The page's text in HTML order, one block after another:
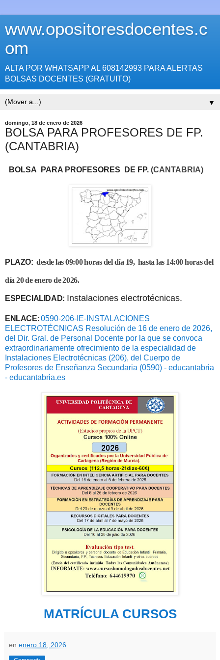
www.opositoresdocentes.c
om
ALTA POR WHATSAPP AL 608142993 PARA ALERTAS
BOLSAS DOCENTES (GRATUITO)
▼
domingo, 18 de enero de 2026
BOLSA PARA PROFESORES DE FP.
(CANTABRIA)
BOLSA PARA PROFESORES DE FP. (CANTABRIA)
PLAZO: desde las 09:00 horas del día 19, hasta las 14:00 horas del
día 20 de enero de 2026.
ESPECIALIDAD: Instalaciones electrotécnicas.
ENLACE:0590-206-IE-INSTALACIONES
ELECTROTÉCNICAS Resolución de 16 de enero de 2026,
del Dir. Gral. de Personal Docente por la que se convoca
extraordinariamente ofrecimiento de la especialidad de
Instalaciones Electrotécnicas (206), del Cuerpo de
Profesores de Enseñanza Secundaria (0590) - educantabria
- educantabria.es
MATRÍCULA CURSOS
en enero 18, 2026